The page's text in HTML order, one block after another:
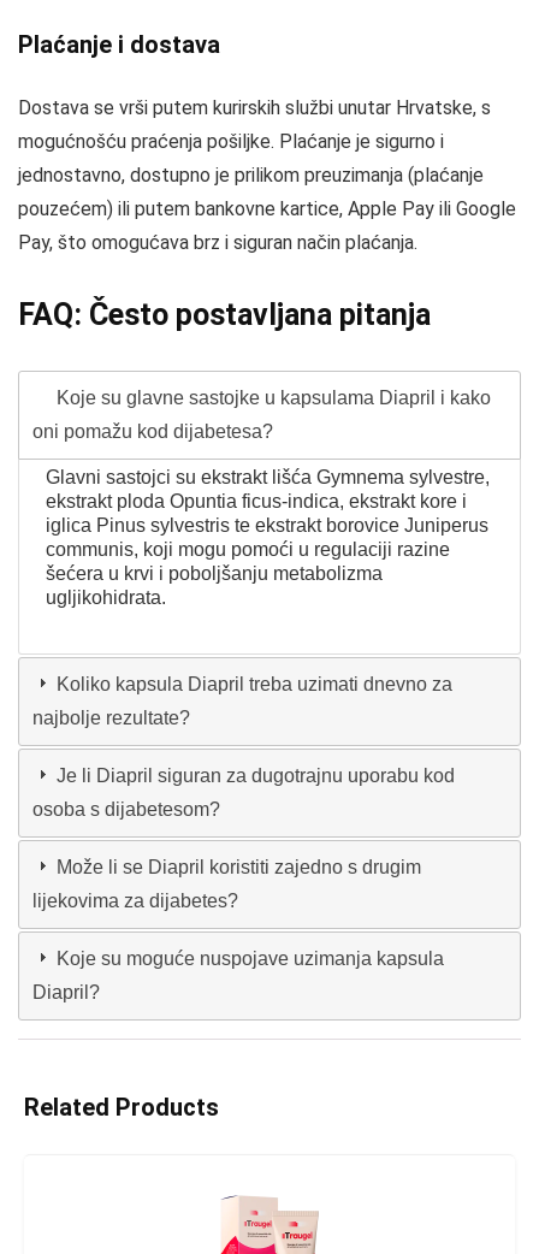
Plaćanje i dostava
Dostava se vrši putem kurirskih službi unutar Hrvatske, s
mogućnošću praćenja pošiljke. Plaćanje je sigurno i
jednostavno, dostupno je prilikom preuzimanja (plaćanje
pouzećem) ili putem bankovne kartice, Apple Pay ili Google
Pay, što omogućava brz i siguran način plaćanja.
FAQ: Često postavljana pitanja
Koje su glavne sastojke u kapsulama Diapril i kako
oni pomažu kod dijabetesa?
Glavni sastojci su ekstrakt lišća Gymnema sylvestre,
ekstrakt ploda Opuntia ficus-indica, ekstrakt kore i
iglica Pinus sylvestris te ekstrakt borovice Juniperus
communis, koji mogu pomoći u regulaciji razine
šećera u krvi i poboljšanju metabolizma
ugljikohidrata.
Koliko kapsula Diapril treba uzimati dnevno za
najbolje rezultate?
Je li Diapril siguran za dugotrajnu uporabu kod
osoba s dijabetesom?
Može li se Diapril koristiti zajedno s drugim
lijekovima za dijabetes?
Koje su moguće nuspojave uzimanja kapsula
Diapril?
Related Products